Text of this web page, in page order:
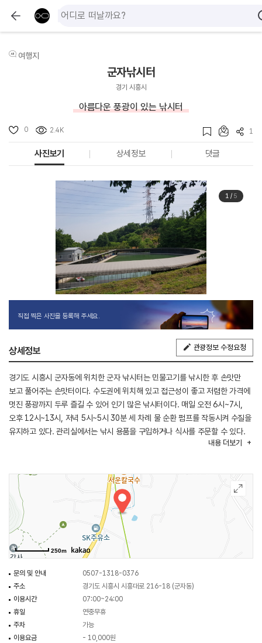
여행지
군자낚시터
경기 시흥시
아름다운 풍광이 있는 낚시터
0 2.4K 1
사진보기 상세정보 댓글
1/ 5
직접 찍은 사진을 등록해 주세요.
상세정보 관광정보 수정요청
경기도 시흥시 군자동에 위치한 군자 낚시터는 민물고기를 낚시한 후 손맛만
보고 풀어주는 손맛터이다. 수도권에 위치해 있고 접근성이 좋고 저렴한 가격에
멋진 풍광까지 두루 즐길 수 있어 인기 많은 낚시터이다. 매일 오전 6시~7시,
오후 12시~13시, 저녁 5시~5시 30분 세 차례 물 순환 펌프를 작동시켜 수질을
유지하고 있다. 관리실에서는 낚시 용품을 구입하거나 식사를 주문할 수 있다.
낚시 도중에라도 배가 고프면 간단히 식사를 하면서 낚시를 이어갈 수 있다.
낚시도 하고 캠핑 분위를 즐기기도 좋은 낚시터이다.
내용 더보기
250m
문의 및 안내
0507-1318-0376
주소
경기도 시흥시 시흥대로 216-18 (군자동)
이용시간
07:00~24:00
휴일
연중무휴
주차
가능
이용요금
- 10,000원